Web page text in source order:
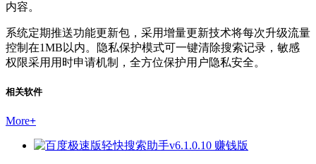
内容。
系统定期推送功能更新包，采用增量更新技术将每次升级流量
控制在1MB以内。隐私保护模式可一键清除搜索记录，敏感
权限采用用时申请机制，全方位保护用户隐私安全。
相关软件
More+